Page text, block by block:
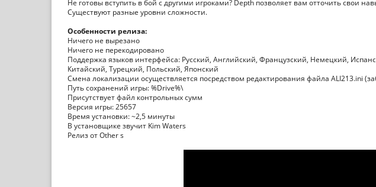
Не готовы вступить в бой с другими игроками? Depth позволяет вам отточить свои
Существуют разные уровни сложности.
Особенности релиза:
Ничего не вырезано
Ничего не перекодировано
Поддержка языков интерфейса: Русский, Английский, Французский, Немецкий,
Китайский, Турецкий, Польский, Японский
Смена локализации осуществляется посредством редактирования файла ALI213.ini
Путь сохранений игры: %Drive%\
Присутствует файл контрольных сумм
Версия игры: 25657
Время установки: ~2,5 минуты
В установщике звучит Kim Waters
Релиз от Other s